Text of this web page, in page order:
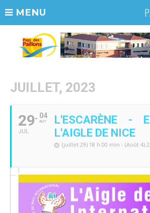
MENU
JUILLET, 2023
29
JUL
04
AUT
L'ESCARÈNE -
L'AIGLE DE NICE
(juillet 29) 18 h 00 min - (Août 4)